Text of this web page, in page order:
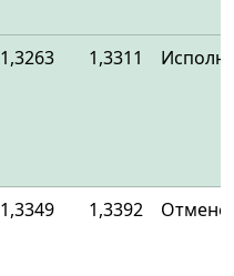
1,3263 1,3311
1,3349 1,3392